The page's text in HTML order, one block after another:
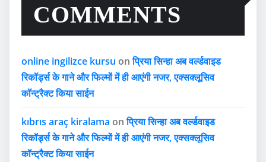
COMMENTS
online ingilizce kursu onप्रिया सिन्हा अब वर्ल्डवाइड
रिकॉर्ड्स के गाने और फिल्मों में ही आएंगी नजर, एक्सक्लूसिव
कॉन्ट्रैक्ट किया साईन
kıbrıs araç kiralama onप्रिया सिन्हा अब वर्ल्डवाइड
रिकॉर्ड्स के गाने और फिल्मों में ही आएंगी नजर, एक्सक्लूसिव
कॉन्ट्रैक्ट किया साईन